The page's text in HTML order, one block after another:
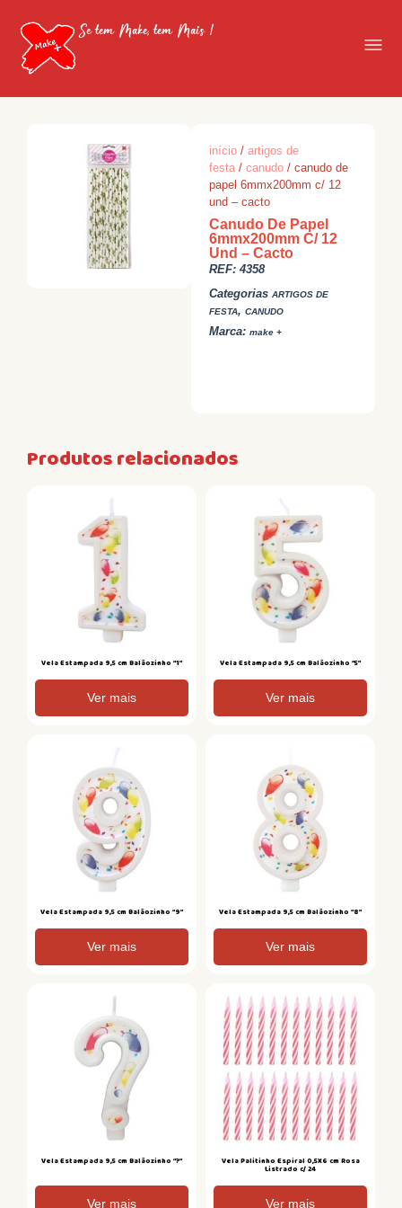
Se tem Make, tem Mais !
início /artigos de
festa /canudo / canudo de
papel 6mmx200mm c/ 12
und – cacto
Canudo De Papel
6mmx200mm C/ 12
Und – Cacto
REF:4358
Categorias ARTIGOS DE
FESTA,CANUDO
Marca:make +
Produtos relacionados
Vela Estampada 9,5 cm Balãozinho “1”
Ver mais
Vela Estampada 9,5 cm Balãozinho “5”
Ver mais
Vela Estampada 9,5 cm Balãozinho “9”
Ver mais
Vela Estampada 9,5 cm Balãozinho “8”
Ver mais
Vela Estampada 9,5 cm Balãozinho “?”
Ver mais
Vela Palitinho Espiral 0,5X6 cm Rosa
Listrado c/ 24
Ver mais